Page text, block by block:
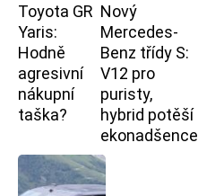
Toyota GR
Yaris:
Hodně
agresivní
nákupní
taška?
Nový
Mercedes-
Benz třídy S:
V12 pro
puristy,
hybrid potěší
ekonadšence